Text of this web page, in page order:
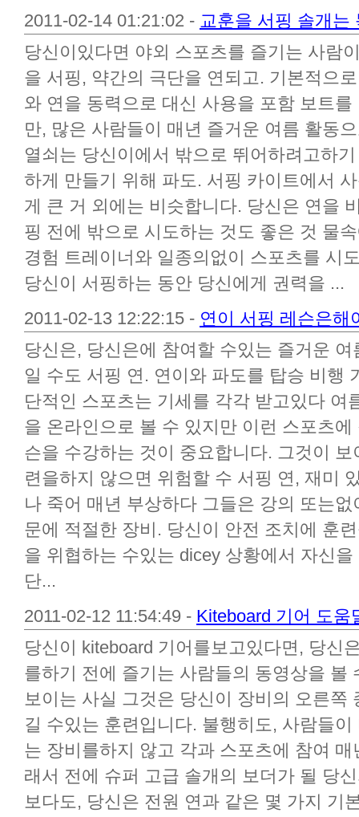
2011-02-14 01:21:02 - 교훈을 서핑 솔개는
당신이있다면 야외 스포츠를 즐기는 사람
을 서핑, 약간의 극단을 연되고. 기본적으
와 연을 동력으로 대신 사용을 포함 보트
만, 많은 사람들이 매년 즐거운 여름 활동
열쇠는 당신이에서 밖으로 뛰어하려고하
하게 만들기 위해 파도. 서핑 카이트에서
게 큰 거 외에는 비슷합니다. 당신은 연을
핑 전에 밖으로 시도하는 것도 좋은 것 물
경험 트레이너와 일종의없이 스포츠를 시
당신이 서핑하는 동안 당신에게 권력을 ...
2011-02-13 12:22:15 - 연이 서핑 레슨은해
당신은, 당신은에 참여할 수있는 즐거운
일 수도 서핑 연. 연이와 파도를 탑승 비행
단적인 스포츠는 기세를 각각 받고있다 여
을 온라인으로 볼 수 있지만 이런 스포츠
슨을 수강하는 것이 중요합니다. 그것이
련을하지 않으면 위험할 수 서핑 연, 재미
나 죽어 매년 부상하다 그들은 강의 또는
문에 적절한 장비. 당신이 안전 조치에 훈
을 위협하는 수있는 dicey 상황에서 자신
단...
2011-02-12 11:54:49 - Kiteboard 기어 도움
당신이 kiteboard 기어를보고있다면, 당신
를하기 전에 즐기는 사람들의 동영상을 볼
보이는 사실 그것은 당신이 장비의 오른쪽
길 수있는 훈련입니다. 불행히도, 사람들
는 장비를하지 않고 각과 스포츠에 참여
래서 전에 슈퍼 고급 솔개의 보더가 될 당
보다도, 당신은 전원 연과 같은 몇 가지 기